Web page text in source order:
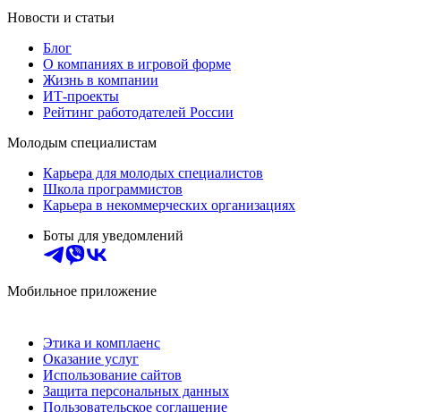
Новости и статьи
Блог
О компаниях в игровой форме
Жизнь в компании
ИТ-проекты
Рейтинг работодателей России
Молодым специалистам
Карьера для молодых специалистов
Школа программистов
Карьера в некоммерческих организациях
Боты для уведомлений
Мобильное приложение
Этика и комплаенс
Оказание услуг
Использование сайтов
Защита персональных данных
Пользовательское соглашение